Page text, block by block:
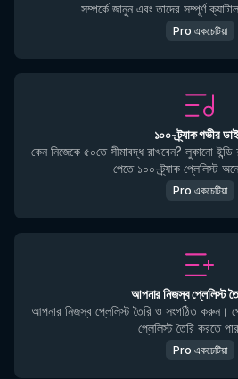
সম্পর্কে জানুন এবং তাদের সম্পূর্ণ
Pro একচেটিয়া
১০০-ট্র্যাক গভীর
কেন নিজেকে ৫০তে সীমাবদ্ধ রাখবেন? লুকানো
পেতে ১০০-ট্র্যাক প্লেলিস্ট
Pro একচেটিয়া
আপনার নিজস্ব প্লেলিস্ট
আপনার নিজস্ব প্লেলিস্ট তৈরি ও সংগঠিত করুন।
প্লেলিস্ট তৈরি করতে
Pro একচেটিয়া